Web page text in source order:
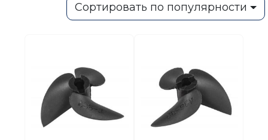
Сортировать по популярности